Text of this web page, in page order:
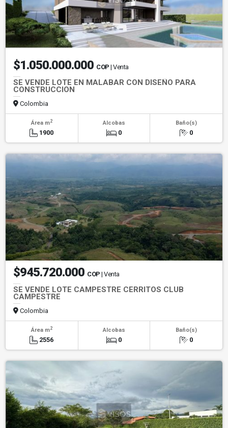
$1.050.000.000 COP | Venta
SE VENDE LOTE EN MALABAR CON DISEÑO PARA
CONSTRUCCION
Colombia
Área m2
1900
Alcobas
0
Baño(s)
0
$945.720.000 COP | Venta
SE VENDE LOTE CAMPESTRE CERRITOS CLUB
CAMPESTRE
Colombia
Área m2
2556
Alcobas
0
Baño(s)
0